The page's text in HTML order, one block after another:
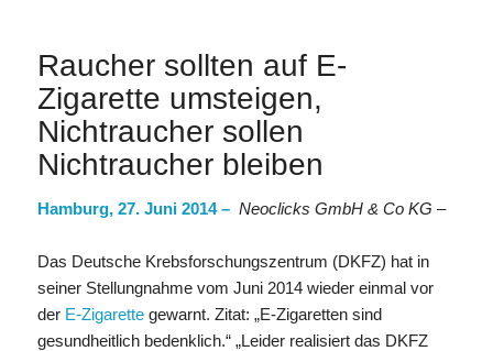
Raucher sollten auf E-
Zigarette umsteigen,
Nichtraucher sollen
Nichtraucher bleiben
Hamburg, 27. Juni 2014 – Neoclicks GmbH & Co KG –
Das Deutsche Krebsforschungszentrum (DKFZ) hat in
seiner Stellungnahme vom Juni 2014 wieder einmal vor
der E-Zigarettegewarnt. Zitat: „E-Zigaretten sind
gesundheitlich bedenklich.“ „Leider realisiert das DKFZ